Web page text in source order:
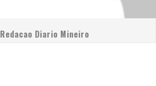
Redacao Diario Mineiro